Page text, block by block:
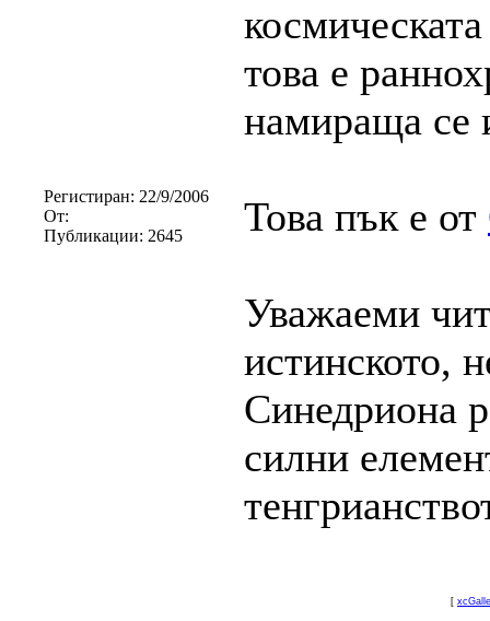
Регистиран: 22/9/2006
От:
Публикации: 2645
това е
намираща се
Това пък е от
Уважаеми
истинското,
Синедриона
силни
[